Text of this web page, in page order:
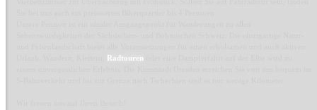
Radtouren